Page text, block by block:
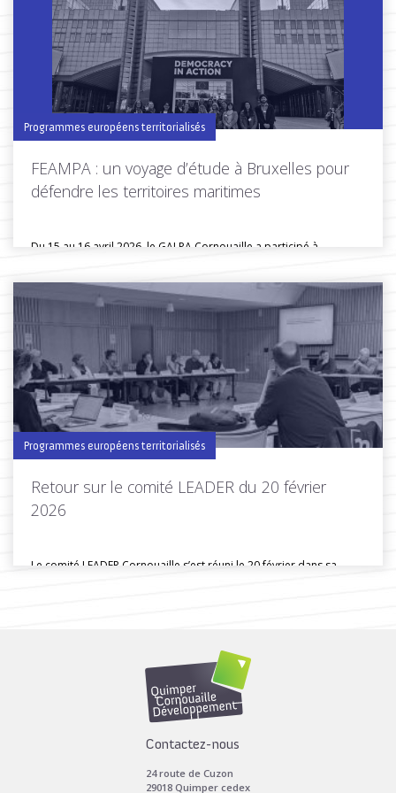
Toutes les actus de cette rubrique LIRE LA SUITE
Programmes européens territorialisés
FEAMPA : un voyage d’étude à Bruxelles pour
défendre les territoires maritimes
Du 15 au 16 avril 2026, le GALPA Cornouaille a participé à...
Toutes les actus de cette rubrique LIRE LA SUITE
Programmes européens territorialisés
Retour sur le comité LEADER du 20 février
2026
Le comité LEADER Cornouaille s’est réuni le 20 février dans sa
Toutes les actus de cette rubrique
Contactez-nous
24 route de Cuzon
29018 Quimper cedex